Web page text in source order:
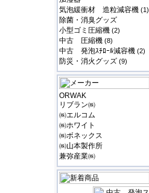
気泡緩衝材 造粒減容機 (1)
除菌・消臭グッズ
小型ゴミ圧縮機 (2)
中古 圧縮機 (8)
中古 発泡ｽﾁﾛｰﾙ減容機 (2)
防災・消火グッズ (9)
ORWAK
リブラン㈱
㈱エルコム
㈱ホワイト
㈱ボネックス
㈱山本製作所
兼弥産業㈱